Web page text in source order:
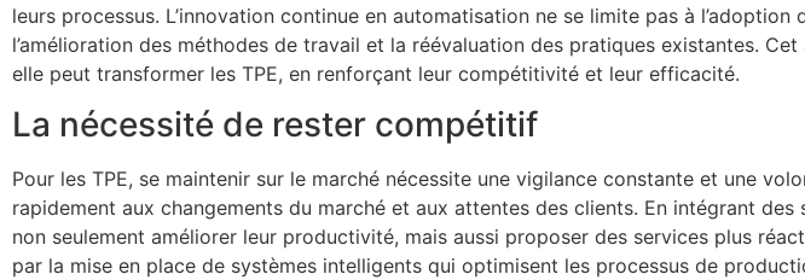
leurs processus. L’innovation continue en automatisation ne se limite pas à
l’amélioration des méthodes de travail et la réévaluation des pratiques existantes.
elle peut transformer les TPE, en renforçant leur compétitivité et leur efficacité.
La nécessité de rester compétitif
Pour les TPE, se maintenir sur le marché nécessite une vigilance constante et une
rapidement aux changements du marché et aux attentes des clients. En intégrant
non seulement améliorer leur productivité, mais aussi proposer des services plus
par la mise en place de systèmes intelligents qui optimisent les processus de